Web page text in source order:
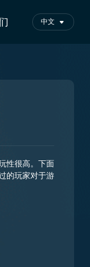
中文
性很高。下面
的玩家对于游